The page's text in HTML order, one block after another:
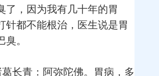
了，因为我有几十年的胃
针都不能根治，医生说是胃
。
长青：阿弥陀佛。胃病，多